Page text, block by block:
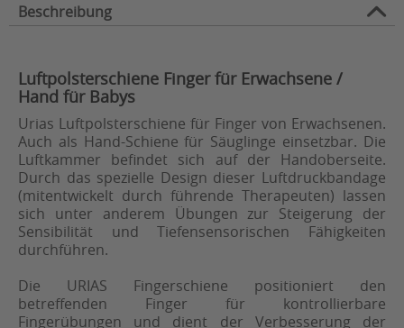
Beschreibung
Luftpolsterschiene Finger für Erwachsene /
Hand für Babys
Urias Luftpolsterschiene für Finger von Erwachsenen.
Auch als Hand-Schiene für Säuglinge einsetzbar. Die
Luftkammer befindet sich auf der Handoberseite.
Durch das spezielle Design dieser Luftdruckbandage
(mitentwickelt durch führende Therapeuten) lassen
sich unter anderem Übungen zur Steigerung der
Sensibilität und Tiefensensorischen Fähigkeiten
durchführen.
Die URIAS Fingerschiene positioniert den
betreffenden Finger für kontrollierbare
Fingerübungen und dient der Verbesserung der